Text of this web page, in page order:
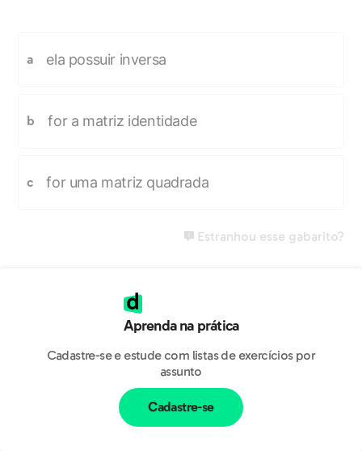
a ela possuir inversa
b for a matriz identidade
c for uma matriz quadrada
Estranhou esse gabarito?
Aprenda na prática
Cadastre-se e estude com listas de exercícios por
assunto
Cadastre-se